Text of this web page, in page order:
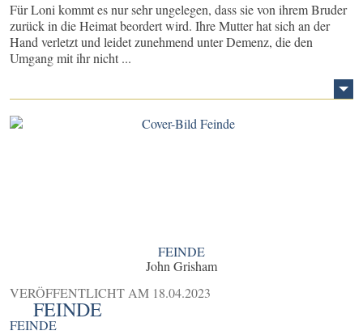
Für Loni kommt es nur sehr ungelegen, dass sie von ihrem Bruder
zurück in die Heimat beordert wird. Ihre Mutter hat sich an der
Hand verletzt und leidet zunehmend unter Demenz, die den
Umgang mit ihr nicht ...
FEINDE
John Grisham
VERÖFFENTLICHT AM 18.04.2023
FEINDE
FEINDE